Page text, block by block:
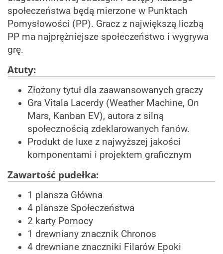
społeczeństwa będą mierzone w Punktach
Pomysłowości (PP). Gracz z największą liczbą
PP ma najprężniejsze społeczeństwo i wygrywa
grę.
Atuty:
Złożony tytuł dla zaawansowanych graczy
Gra Vitala Lacerdy (Weather Machine, On
Mars, Kanban EV), autora z silną
społecznością zdeklarowanych fanów.
Produkt de luxe z najwyższej jakości
komponentami i projektem graficznym
Zawartość pudełka:
1 plansza Główna
4 plansze Społeczeństwa
2 karty Pomocy
1 drewniany znacznik Chronos
4 drewniane znaczniki Filarów Epoki